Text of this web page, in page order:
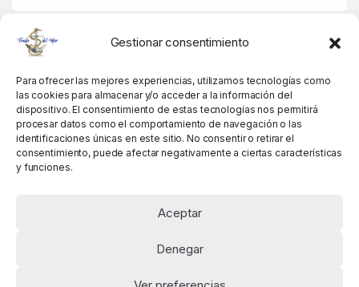
Gestionar consentimiento
Para ofrecer las mejores experiencias, utilizamos tecnologías como
las cookies para almacenar y/o acceder a la información del
dispositivo. El consentimiento de estas tecnologías nos permitirá
procesar datos como el comportamiento de navegación o las
identificaciones únicas en este sitio. No consentir o retirar el
consentimiento, puede afectar negativamente a ciertas características
y funciones.
Aceptar
Denegar
MIS DATOS